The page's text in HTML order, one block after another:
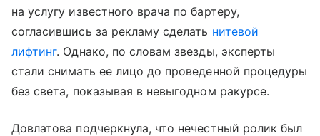
на услугу известного врача по бартеру,
согласившись за рекламу сделать нитевой
лифтинг. Однако, по словам звезды, эксперты
стали снимать ее лицо до проведенной процедуры
без света, показывая в невыгодном ракурсе.
Довлатова подчеркнула, что нечестный ролик был